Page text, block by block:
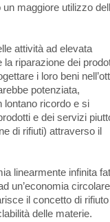
maggiore utilizzo
attività ad elevata
riparazione dei
i loro beni
potenziata,
lontano ricordo e si
e dei servizi
di rifiuti) attraverso il
linearmente infinita
un’economia
il concetto di
delle materie.